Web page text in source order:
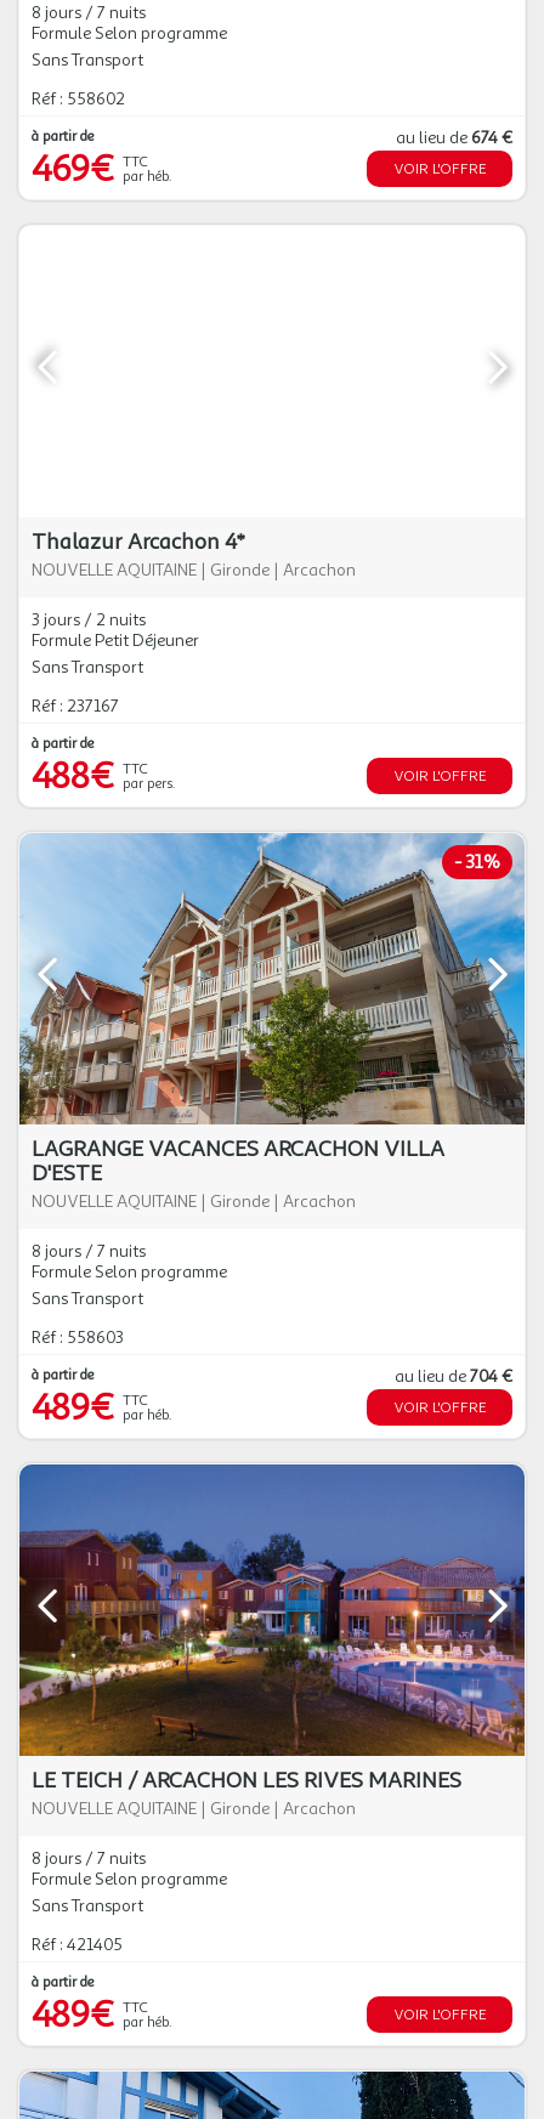
8 jours / 7 nuits
Formule Selon programme
Sans Transport
Réf : 558602
à partir de
469€ TTC
par héb.
au lieu de 674 €
VOIR L'OFFRE
Thalazur Arcachon 4*
NOUVELLE AQUITAINE | Gironde | Arcachon
3 jours / 2 nuits
Formule Petit Déjeuner
Sans Transport
Réf : 237167
à partir de
488€ TTC
par pers.
VOIR L'OFFRE
-31%
LAGRANGE VACANCES ARCACHON VILLA
D'ESTE
NOUVELLE AQUITAINE | Gironde | Arcachon
8 jours / 7 nuits
Formule Selon programme
Sans Transport
Réf : 558603
à partir de
489€ TTC
par héb.
au lieu de704 €
VOIR L'OFFRE
LE TEICH / ARCACHON LES RIVES MARINES
NOUVELLE AQUITAINE | Gironde | Arcachon
8 jours / 7 nuits
Formule Selon programme
Sans Transport
Réf : 421405
à partir de
489€ TTC
par héb.
VOIR L'OFFRE